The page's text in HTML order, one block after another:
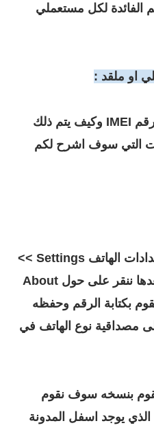
الفائدة لكل مستعملي
او ملقد :
1 - يجب علينا ان نبحث عن رقم IMEI وكيف يتم ذلك
التي سوف اشرح لكم
اولا يجب عليك دخول الى اعدادات الهاتف Settings >>
ثم الى العام General >> بعدها ننقر على حول About
بكتابة الرقم وحفظه
مصداقية نوع الهاتف في
بنسخه سوف نقوم
يوجد اسفل المدونة